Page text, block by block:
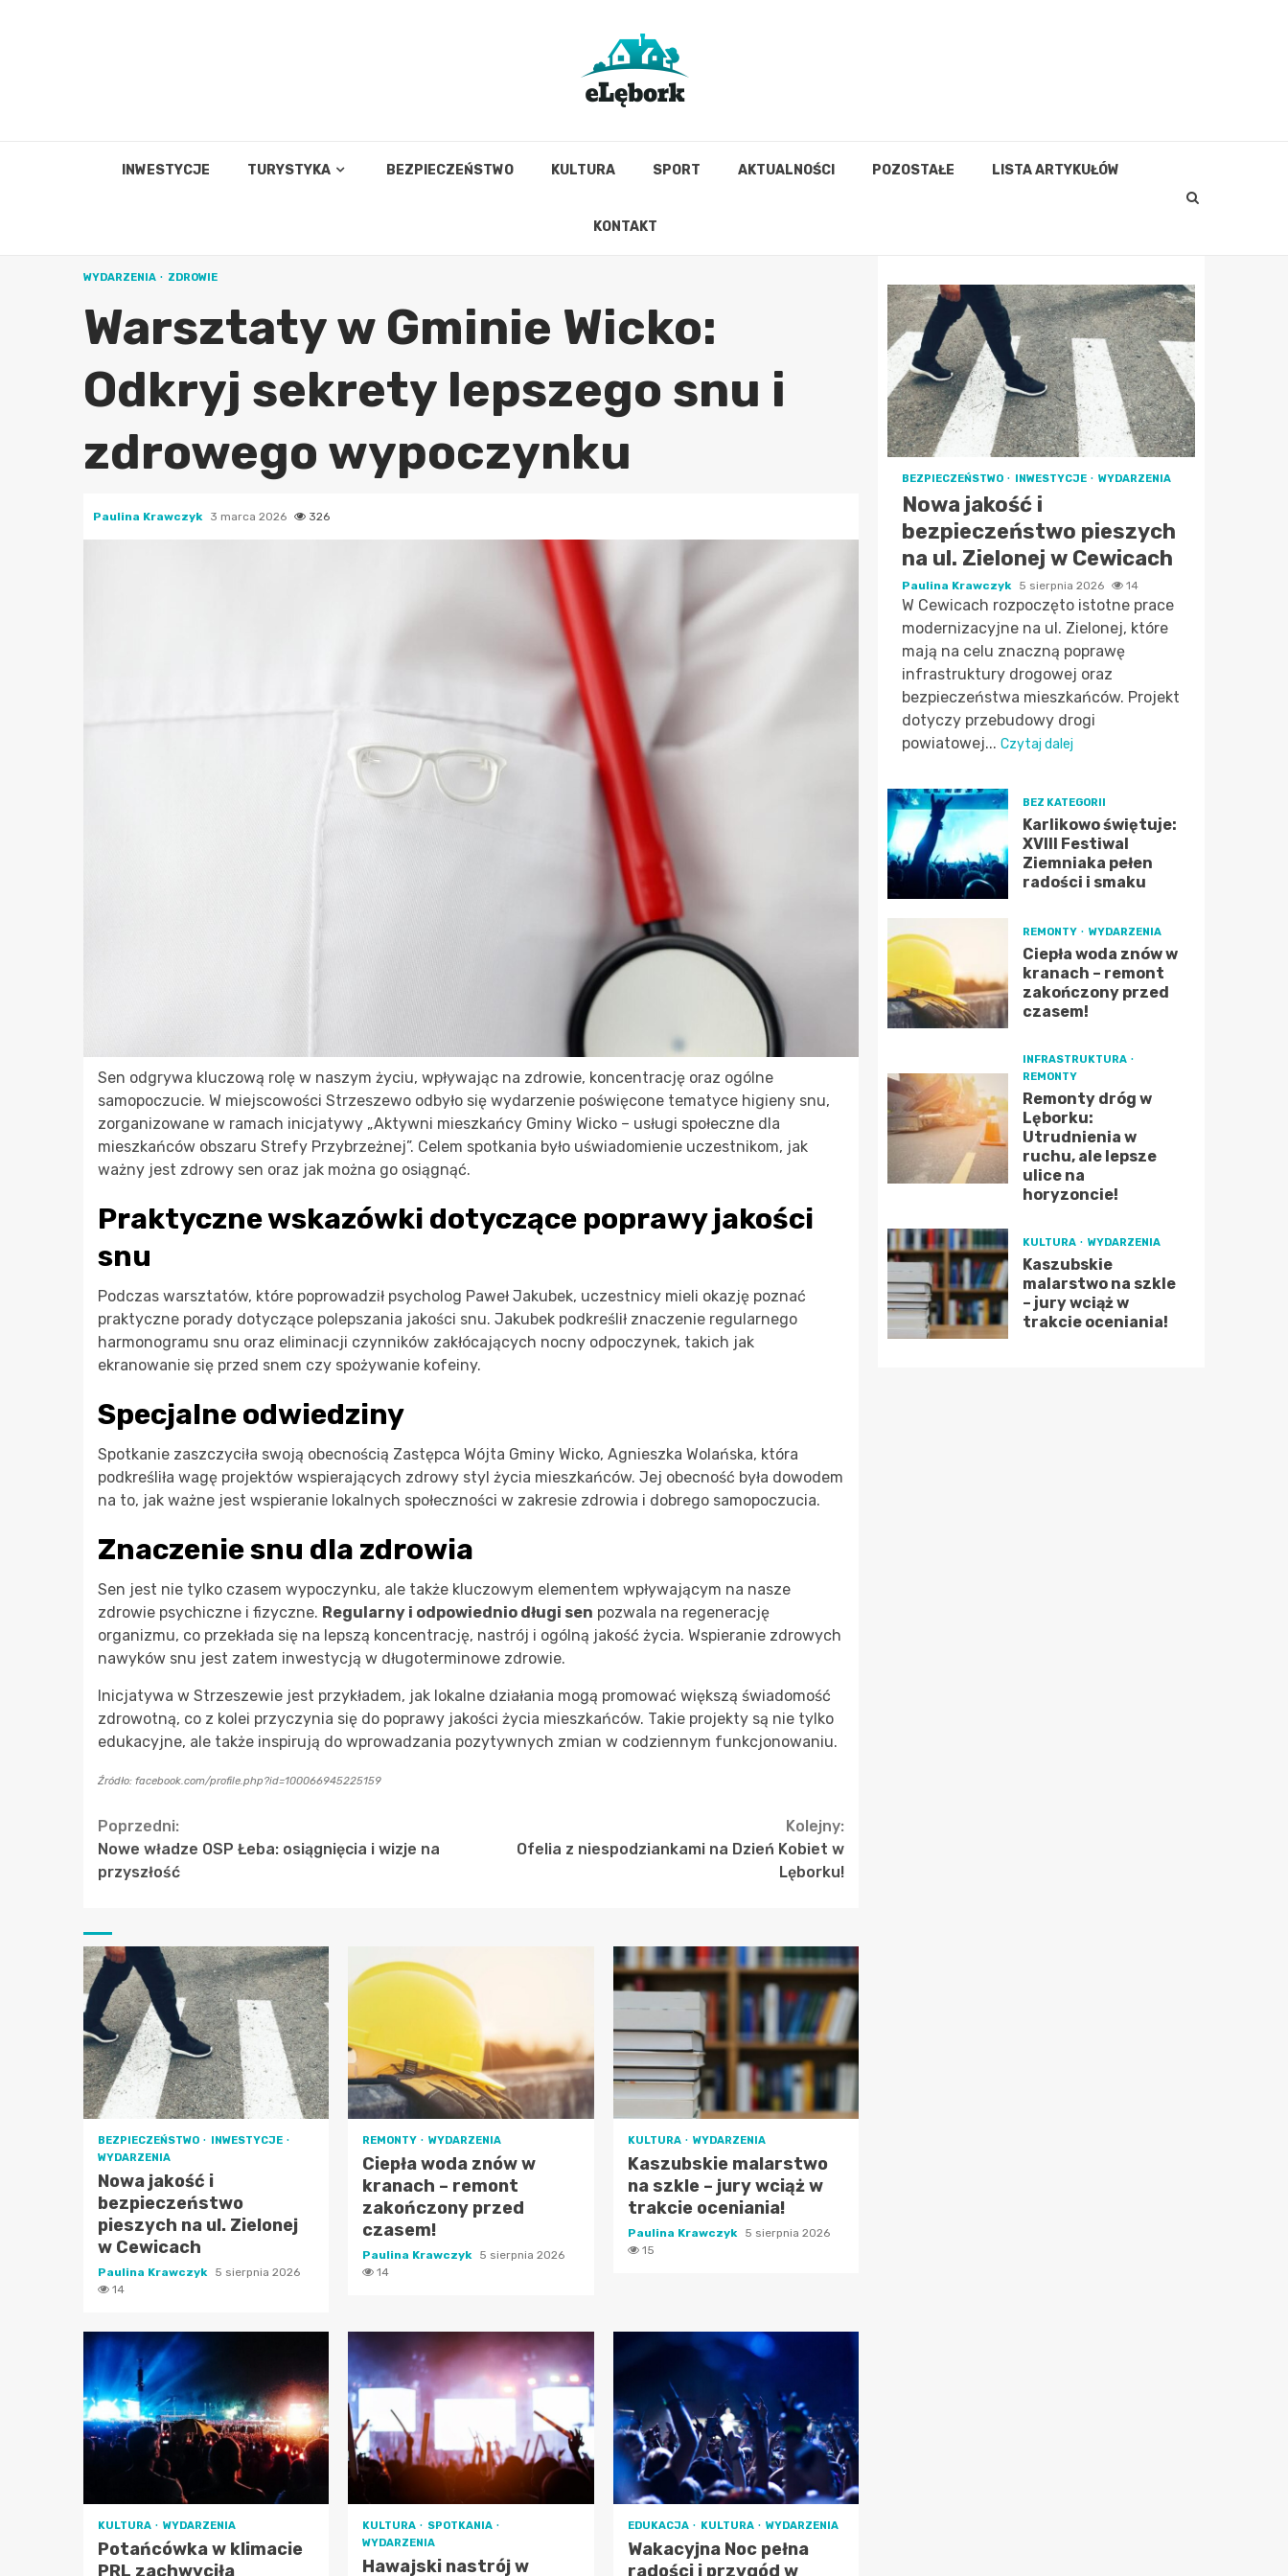
INWESTYCJE TURYSTYKA BEZPIECZEŃSTWO KULTURA SPORT AKTUALNOŚCI POZOSTAŁE LISTA ARTYKUŁÓW
KONTAKT
WYDARZENIA ZDROWIE
Warsztaty w Gminie Wicko:
Odkryj sekrety lepszego snu i
zdrowego wypoczynku
Paulina Krawczyk 3 marca 2026 326
Sen odgrywa kluczową rolę w naszym życiu, wpływając na zdrowie, koncentrację oraz ogólne
samopoczucie. W miejscowości Strzeszewo odbyło się wydarzenie poświęcone tematyce higieny snu,
zorganizowane w ramach inicjatywy „Aktywni mieszkańcy Gminy Wicko – usługi społeczne dla
mieszkańców obszaru Strefy Przybrzeżnej”. Celem spotkania było uświadomienie uczestnikom, jak
ważny jest zdrowy sen oraz jak można go osiągnąć.
Praktyczne wskazówki dotyczące poprawy jakości
snu
Podczas warsztatów, które poprowadził psycholog Paweł Jakubek, uczestnicy mieli okazję poznać
praktyczne porady dotyczące polepszania jakości snu. Jakubek podkreślił znaczenie regularnego
harmonogramu snu oraz eliminacji czynników zakłócających nocny odpoczynek, takich jak
ekranowanie się przed snem czy spożywanie kofeiny.
Specjalne odwiedziny
Spotkanie zaszczyciła swoją obecnością Zastępca Wójta Gminy Wicko, Agnieszka Wolańska, która
podkreśliła wagę projektów wspierających zdrowy styl życia mieszkańców. Jej obecność była dowodem
na to, jak ważne jest wspieranie lokalnych społeczności w zakresie zdrowia i dobrego samopoczucia.
Znaczenie snu dla zdrowia
Sen jest nie tylko czasem wypoczynku, ale także kluczowym elementem wpływającym na nasze
zdrowie psychiczne i fizyczne. Regularny i odpowiednio długi sen pozwala na regenerację
organizmu, co przekłada się na lepszą koncentrację, nastrój i ogólną jakość życia. Wspieranie zdrowych
nawyków snu jest zatem inwestycją w długoterminowe zdrowie.
Inicjatywa w Strzeszewie jest przykładem, jak lokalne działania mogą promować większą świadomość
zdrowotną, co z kolei przyczynia się do poprawy jakości życia mieszkańców. Takie projekty są nie tylko
edukacyjne, ale także inspirują do wprowadzania pozytywnych zmian w codziennym funkcjonowaniu.
Źródło: facebook.com/profile.php?id=100066945225159
Continue
Reading
Poprzedni:
Nowe władze OSP Łeba: osiągnięcia i wizje na
przyszłość
Kolejny:
Ofelia z niespodziankami na Dzień Kobiet w
Lęborku!
BEZPIECZEŃSTWO
INWESTYCJE
WYDARZENIA
Nowa jakość i
bezpieczeństwo
pieszych na ul. Zielonej
w Cewicach
Paulina Krawczyk
5 sierpnia 2026
14
REMONTY WYDARZENIA
Ciepła woda znów w
kranach – remont
zakończony przed
czasem!
Paulina Krawczyk
5 sierpnia 2026
14
KULTURA WYDARZENIA
Kaszubskie malarstwo
na szkle – jury wciąż w
trakcie oceniania!
Paulina Krawczyk
5 sierpnia 2026
15
KULTURA WYDARZENIA
Potańcówka w klimacie
PRL zachwyciła
KULTURA
SPOTKANIA
WYDARZENIA
Hawajski nastrój w
EDUKACJA KULTURA WYDARZENIA
Wakacyjna Noc pełna
radości i przygód w
BEZPIECZEŃSTWO INWESTYCJE WYDARZENIA
Nowa jakość i
bezpieczeństwo pieszych
na ul. Zielonej w Cewicach
Paulina Krawczyk 5 sierpnia 2026 14
W Cewicach rozpoczęto istotne prace
modernizacyjne na ul. Zielonej, które
mają na celu znaczną poprawę
infrastruktury drogowej oraz
bezpieczeństwa mieszkańców. Projekt
dotyczy przebudowy drogi
powiatowej... Czytaj dalej
BEZ KATEGORII
Karlikowo świętuje:
XVIII Festiwal
Ziemniaka pełen
radości i smaku
REMONTY WYDARZENIA
Ciepła woda znów w
kranach – remont
zakończony przed
czasem!
INFRASTRUKTURA
REMONTY
Remonty dróg w
Lęborku:
Utrudnienia w
ruchu, ale lepsze
ulice na
horyzoncie!
KULTURA WYDARZENIA
Kaszubskie
malarstwo na szkle
– jury wciąż w
trakcie oceniania!